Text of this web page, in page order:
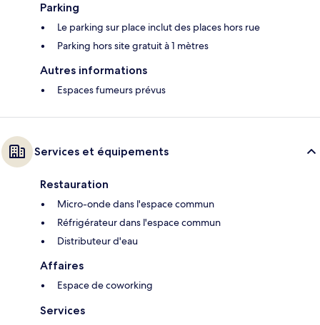
Parking
Le parking sur place inclut des places hors rue
Parking hors site gratuit à 1 mètres
Autres informations
Espaces fumeurs prévus
Services et équipements
Restauration
Micro-onde dans l'espace commun
Réfrigérateur dans l'espace commun
Distributeur d'eau
Affaires
Espace de coworking
Services